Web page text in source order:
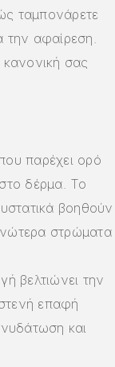
ταμπονάρετε
την αφαίρεση.
σας
παρέχει ορό
δέρμα. Το
βοηθούν
στρώματα
βελτιώνει την
επαφή
και